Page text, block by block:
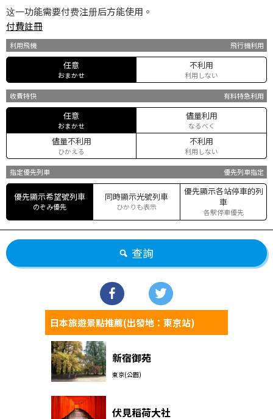
这一功能需要付费注册后方能使用。
付費註冊
利用飛機 飛行機利用
任意
おまかせ
不利用
利用しない
收費特快 有料特急利用
任意
おまかせ
儘量利用
なるべく
儘量不利用
ひかえる
不利用
利用しない
指定優先列車 優先列車指定
優先顯示希望號列車
のぞみ優先
同時顯示光號列車
ひかりも表示
優先顯示各站停車的列
車
各駅停車優先
查詢
日本旅遊景點推薦(出發地：東京站)
新宿御苑
東京(公園)
伏見稻荷大社